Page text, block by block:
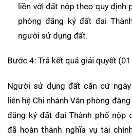
liền với đất nộp theo quy định
phòng đăng ký đất đai
người sử dụng đất.
Bước 4: Trả kết quả giải quyết
Người sử dụng đất căn cứ
liên hệ Chi nhánh Văn phòng
đăng ký đất đai Thành phố nộp
đã hoàn thành nghĩa vụ tài